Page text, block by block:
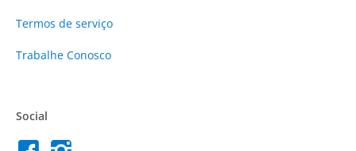
Termos de serviço
Trabalhe Conosco
Social